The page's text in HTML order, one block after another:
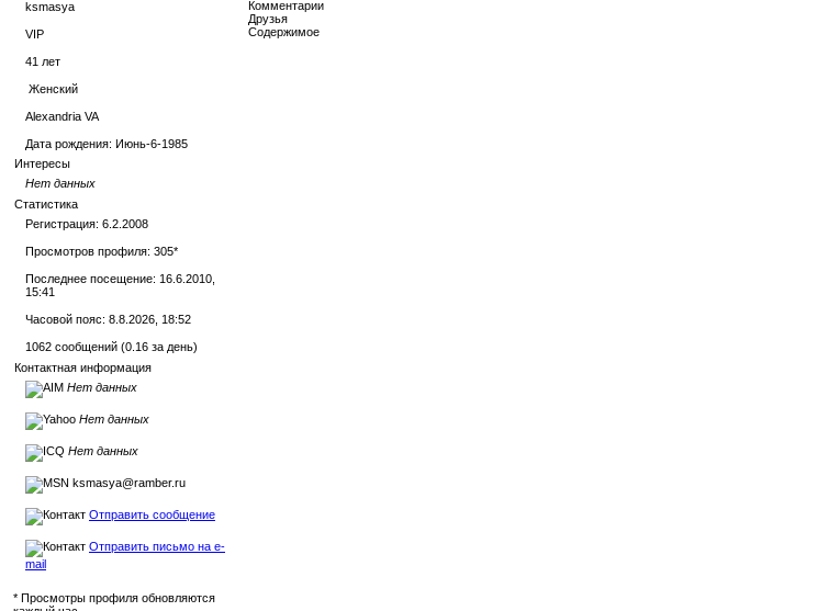
ksmasya
VIP
41 лет
Женский
Alexandria VA
Дата рождения: Июнь-6-1985
Интересы
Нет данных
Статистика
Регистрация: 6.2.2008
Просмотров профиля: 305*
Последнее посещение: 16.6.2010,
15:41
Часовой пояс: 8.8.2026, 18:52
1062 сообщений (0.16 за день)
Контактная информация
Нет данных
Нет данных
Нет данных
ksmasya@ramber.ru
Отправить сообщение
Отправить письмо на e-
mail
* Просмотры профиля обновляются
Комментарии
Друзья
Содержимое